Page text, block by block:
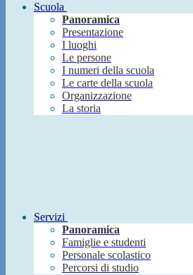
Scuola
Panoramica
Presentazione
I luoghi
Le persone
I numeri della scuola
Le carte della scuola
Organizzazione
La storia
Servizi
Panoramica
Famiglie e studenti
Personale scolastico
Percorsi di studio